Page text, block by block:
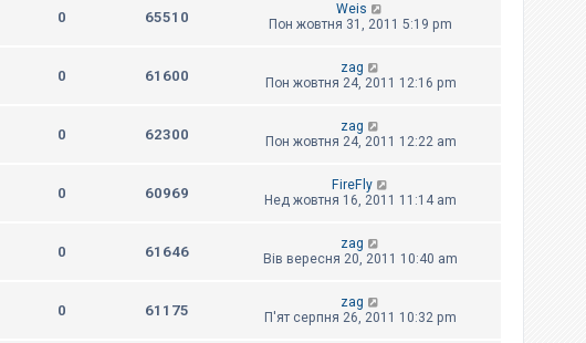
0 65510
Weis
Пон жовтня 31, 2011 5:19 pm
0 61600
zag
Пон жовтня 24, 2011 12:16 pm
0 62300
zag
Пон жовтня 24, 2011 12:22 am
0 60969
FireFly
Нед жовтня 16, 2011 11:14 am
0 61646
zag
Вів вересня 20, 2011 10:40 am
0 61175
zag
П'ят серпня 26, 2011 10:32 pm